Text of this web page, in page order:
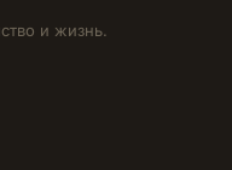
и жизнь.